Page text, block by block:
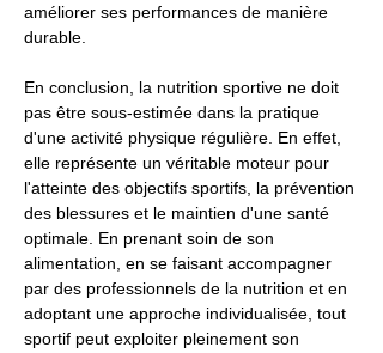
améliorer ses performances de manière
durable.
En conclusion, la nutrition sportive ne doit
pas être sous-estimée dans la pratique
d'une activité physique régulière. En effet,
elle représente un véritable moteur pour
l'atteinte des objectifs sportifs, la prévention
des blessures et le maintien d'une santé
optimale. En prenant soin de son
alimentation, en se faisant accompagner
par des professionnels de la nutrition et en
adoptant une approche individualisée, tout
sportif peut exploiter pleinement son